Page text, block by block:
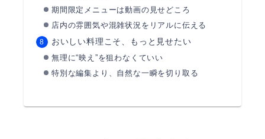
期間限定メニューは動画の見せどころ
店内の雰囲気や混雑状況をリアルに伝える
おいしい料理こそ、もっと見せたい
無理に“映え”を狙わなくていい
特別な編集より、自然な一瞬を切り取る